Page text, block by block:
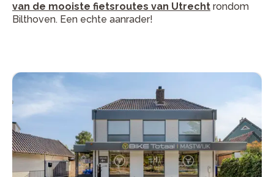
van de mooiste fietsroutes van Utrecht rondom
Bilthoven. Een echte aanrader!